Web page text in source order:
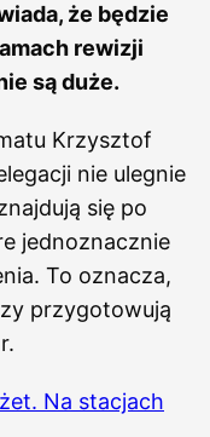
że będzie
rewizji
są duże.
Krzysztof
nie ulegnie
się po
jednoznacznie
To oznacza,
przygotowują
Na stacjach